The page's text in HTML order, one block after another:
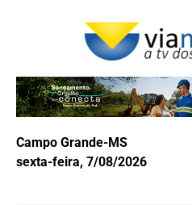
Campo Grande-MS
sexta-feira, 7/08/2026